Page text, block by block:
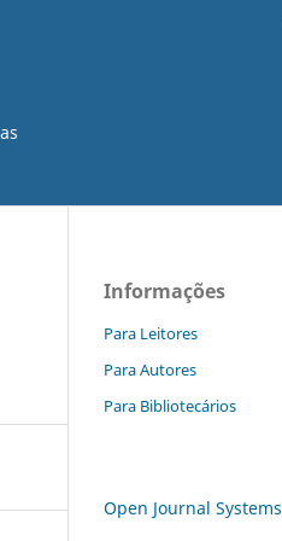
Informações
Para Leitores
Para Autores
Para Bibliotecários
Open Journal Systems